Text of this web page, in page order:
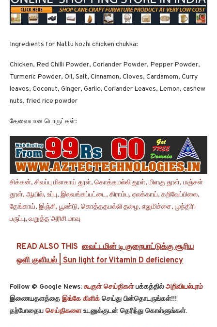
Ingredients for Nattu kozhi chicken chukka:
Chicken, Red Chilli Powder, Coriander Powder, Pepper Powder,
Turmeric Powder, Oil, Salt, Cinnamon, Cloves, Cardamom, Curry
leaves, Coconut, Ginger, Garlic, Coriander Leaves, Lemon, cashew
nuts, fried rice powder
தேவையான பொருட்கள்:
சிக்கன், சிவப்பு மிளகாய் தூள், கொத்தமல்லி தூள், மிளகு தூள், மஞ்சள்
தூள், ஆயில், உப்பு, இலவங்கப்பட்டை, கிராம்பு, ஏலக்காய், கறிவேப்பிலை,
தேங்காய், இஞ்சி, பூண்டு, கொத்ததமல்லி தழை, எலுமிச்சை, முந்திரி
பருப்பு, வறுத்த அரிசி மாவு
READ ALSO THIS வைட்டமின் டி குறைபாட்டுக்கு சூரிய
ஒளி குளியல் | Sun light for Vitamin D deficiency
Follow @ Google News: கூகுள் செய்திகள்பக்கத்தில் அறிவியல்புரம்
இணையதளத்தை இங்கே கிளிக் செய்து பின்தொடருங்கள்!!!
தற்போதைய செய்திகளைஉடனுக்குடன் தெரிந்து கொள்ளுங்கள்.